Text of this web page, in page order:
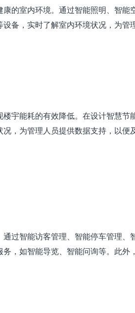
的室内环境。通过智能照明、智
备，实时了解室内环境状况，为管
宇能耗的有效降低。在设计智慧
，为管理人员提供数据支持，以
过智能访客管理、智能停车管理
，如智能导览、智能问询等。此